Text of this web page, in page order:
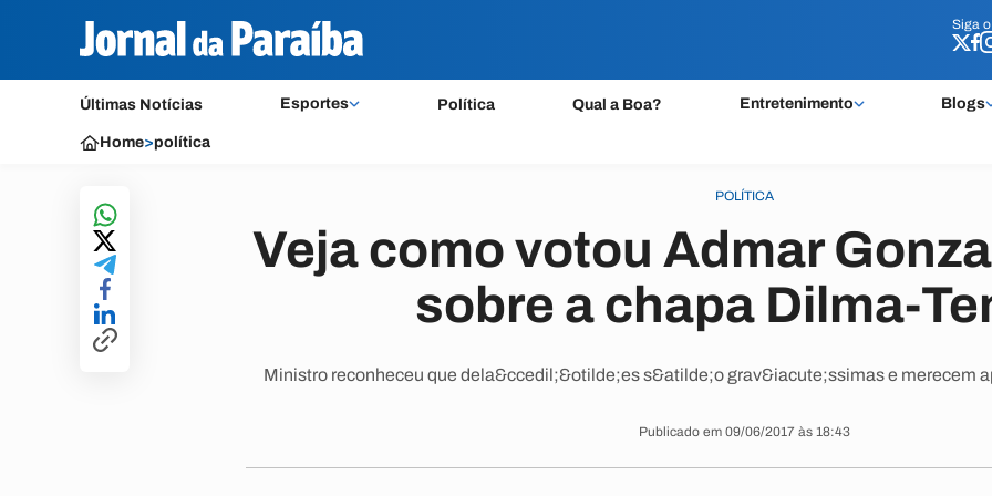
Siga o
Últimas Notícias Esportes Política Qual a Boa? Entretenimento Blogs
Siga o
Home>política
POLÍTICA
Veja como votou Admar
sobre a chapa Dilma-
Ministro reconheceu que dela&ccedil;&otilde;es s&atilde;o grav&iacute;ssimas e merecem
Publicado em 09/06/2017 às 18:43